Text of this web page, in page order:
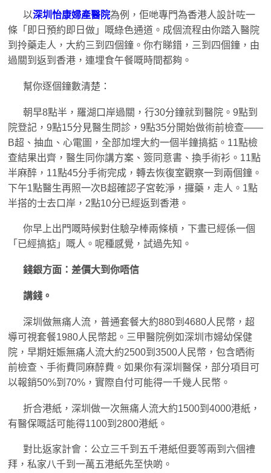
以深圳怡康婦產醫院為例，佢哋專門為香港人設計咗一
條「即日預約即日做」嘅綠色通道。成個流程由你踏入醫院
到拎藥走人，大約三到四個鐘。你冇睇錯，三到四個鐘，由
過關到返到香港，連埋食午餐嘅時間都夠。
幫你逐個鐘數清楚：
朝早8點半，羅湖口岸過關，行30分鐘就到醫院。9點到
院登記，9點15分見醫生問診，9點35分開始做術前檢查——
B超、抽血、心電圖，全部加埋大約一個半鐘搞掂。11點檢
查結果出齊，醫生同你講方案、簽同意書、換手術衫。11點
半麻醉，11點45分手術完成，轉去恢復室觀察一到兩個鐘。
下午1點醫生再照一次B超確認子宮乾淨，攞藥，走人。1點
半搭的士去口岸，2點10分已經返到香港。
你早上出門嘅時候對住驗孕棒兩條槓，下晝已經係一個
「已經搞掂」嘅人。呢種感覺，試過先知。
錢銀方面：差價大到你唔信
講錢。
深圳做無痛人流，普通套餐大約880到4680人民幣，超
導可視套餐1980人民幣起。三甲醫院例如深圳市婦幼保健
院，早期妊娠無痛人流大約2500到3500人民幣，包含晒術
前檢查、手術費同麻醉費。如果你有深圳醫保，部分項目可
以報銷50%到70%，實際自付可能得一千幾人民幣。
折合港紙，深圳做一次無痛人流大約1500到4000港紙，
有醫保嘅話可能得1100到2800港紙。
對比返家計會：公立三千到五千港紙但要等兩到六個禮
拜，私家八千到一萬五港紙先至快啲。